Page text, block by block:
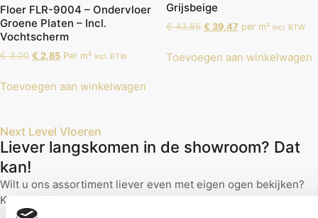
Floer FLR-9004 – Ondervloer
Groene Platen – Incl.
Vochtscherm
€3,00 € 2,85 Per m² incl. BTW
Toevoegen aan winkelwagen
Grijsbeige
€43,85 € 39,47 per m² incl. BTW
Toevoegen aan winkelwagen
Next Level Vloeren
Liever langskomen in de showroom? Dat
kan!
Wilt u ons assortiment liever even met eigen ogen bekijken?
Kom dan binnenkort even langs en we helpen u graag!